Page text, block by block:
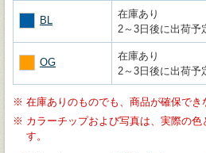
BL
在庫あり
2～3日後に出荷予
OG
在庫あり
2～3日後に出荷予
※ 在庫ありのものでも、商品が確保でき
※ カラーチップおよび写真は、実際の色
す。